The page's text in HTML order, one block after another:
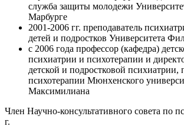
служба защиты молодежи
Марбурге
2001-2006 гг. преподаватель
детей и подростков Университета
с 2006 года профессор (кафедра)
психиатрии и психотерапии и
детской и подростковой психиатрии,
психотерапии Мюнхенского
Максимилиана
Член Научно-консультативного совета по
г.